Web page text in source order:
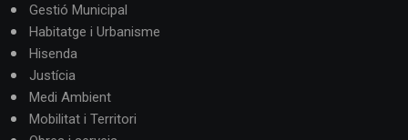
Gestió Municipal
Habitatge i Urbanisme
Hisenda
Justícia
Medi Ambient
Mobilitat i Territori